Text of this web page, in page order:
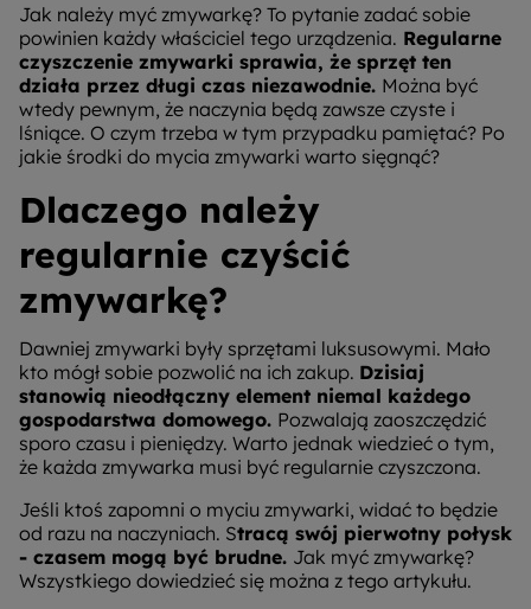
Jak należy myć zmywarkę? To pytanie zadać sobie
powinien każdy właściciel tego urządzenia. Regularne
czyszczenie zmywarki sprawia, że sprzęt ten
działa przez długi czas niezawodnie. Można być
wtedy pewnym, że naczynia będą zawsze czyste i
lśniące. O czym trzeba w tym przypadku pamiętać? Po
jakie środki do mycia zmywarki warto sięgnąć?
Dlaczego należy
regularnie czyścić
zmywarkę?
Dawniej zmywarki były sprzętami luksusowymi. Mało
kto mógł sobie pozwolić na ich zakup. Dzisiaj
stanowią nieodłączny element niemal każdego
gospodarstwa domowego. Pozwalają zaoszczędzić
sporo czasu i pieniędzy. Warto jednak wiedzieć o tym,
że każda zmywarka musi być regularnie czyszczona.
Jeśli ktoś zapomni o myciu zmywarki, widać to będzie
od razu na naczyniach. Stracą swój pierwotny połysk
- czasem mogą być brudne. Jak myć zmywarkę?
Wszystkiego dowiedzieć się można z tego artykułu.